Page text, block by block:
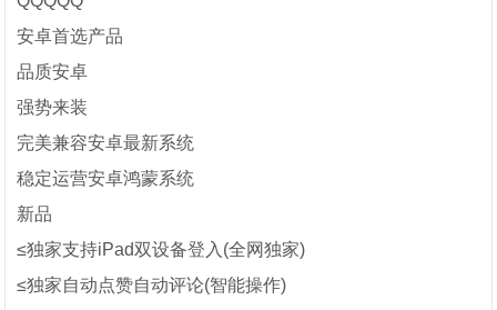
安卓首选产品
品质安卓
强势来装
完美兼容安卓最新系统
稳定运营安卓鸿蒙系统
新品
≤独家支持iPad双设备登入(全网独家)
≤独家自动点赞自动评论(智能操作)